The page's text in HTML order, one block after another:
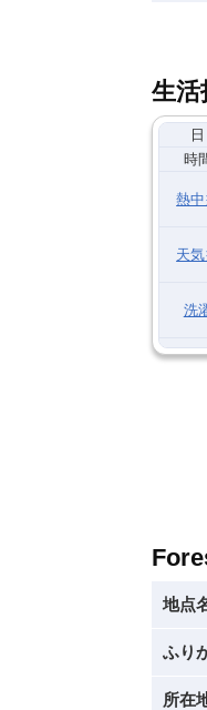
生活
日
時
熱
天
洗
地点
ふり
所在